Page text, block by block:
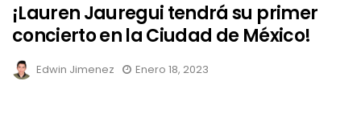
¡Lauren Jauregui tendrá su primer
concierto en la Ciudad de México!
Edwin Jimenez Enero 18, 2023